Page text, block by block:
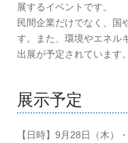
展するイベントです。
民間企業だけでなく、国
す。また、環境やエネル
出展が予定されています。
展示予定
【日時】9月28日（木）